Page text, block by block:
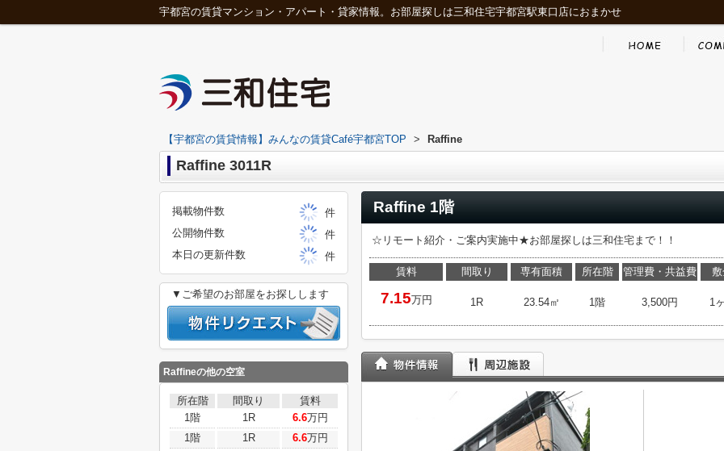
宇都宮の賃貸マンション・アパート・貸家情報。お部屋探しは三和住宅宇都宮駅東口店におまかせ
【宇都宮の賃貸情報】みんなの賃貸Café宇都宮TOP > Raffine
Raffine 3011R
Raffine 1階
☆リモート紹介・ご案内実施中★お部屋探しは三和住宅まで！！
賃料
7.15万円
間取り
1R
専有面積
23.54㎡
所在階
1階
管理費・共益費
3,500円 1
掲載物件数
件
公開物件数
件
本日の更新件数
件
▼ご希望のお部屋をお探しします
Raffineの他の空室
所在階 間取り
賃料
1階
1R 6.6万円
1階
1R 6.6万円